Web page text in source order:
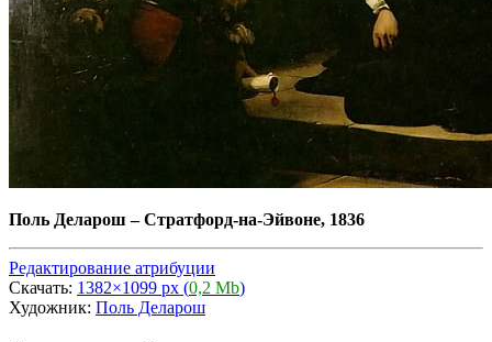
Поль Деларош –Стратфорд-на-Эйвоне, 1836
Редактирование атрибуции
Скачать: 1382×1099 px (0,2 Mb)
Художник: Поль Деларош